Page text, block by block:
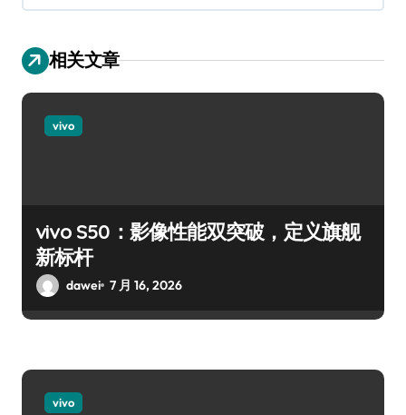
相关文章
vivo
vivo S50：影像性能双突破，定义旗舰
新标杆
dawei 7 月 16, 2026
vivo